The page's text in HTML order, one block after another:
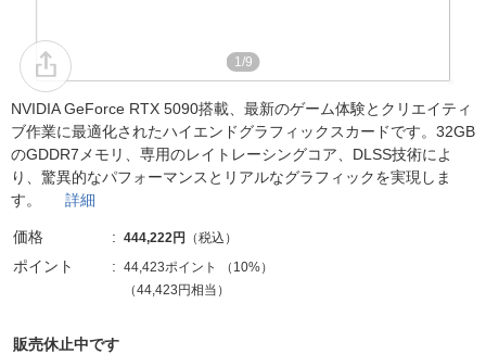
1/9
NVIDIA GeForce RTX 5090搭載、最新のゲーム体験とクリエイティ
ブ作業に最適化されたハイエンドグラフィックスカードです。32GB
のGDDR7メモリ、専用のレイトレーシングコア、DLSS技術によ
り、驚異的なパフォーマンスとリアルなグラフィックを実現しま
す。 詳細
価格 444,222円 （税込）
ポイント 44,423ポイント （ 10%）
（44,423円相当）
販売休止中です